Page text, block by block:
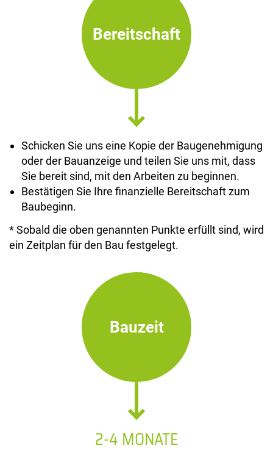
Bereitschaft
Schicken Sie uns eine Kopie der Baugenehmigung
oder der Bauanzeige und teilen Sie uns mit, dass
Sie bereit sind, mit den Arbeiten zu beginnen.
Bestätigen Sie Ihre finanzielle Bereitschaft zum
Baubeginn.
* Sobald die oben genannten Punkte erfüllt sind, wird
ein Zeitplan für den Bau festgelegt.
Bauzeit
2-4 MONATE